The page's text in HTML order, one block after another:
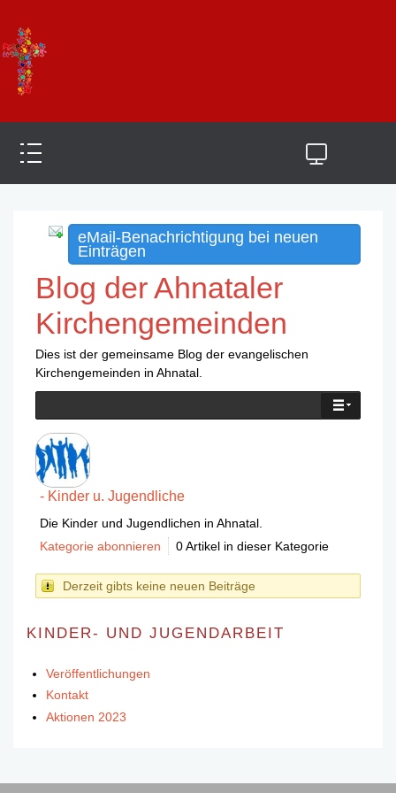
eMail-Benachrichtigung bei neuen
Einträgen
Blog der Ahnataler
Kirchengemeinden
Dies ist der gemeinsame Blog der evangelischen
Kirchengemeinden in Ahnatal.
- Kinder u. Jugendliche
Die Kinder und Jugendlichen in Ahnatal.
Kategorie abonnieren
0 Artikel in dieser Kategorie
Derzeit gibts keine neuen Beiträge
KINDER- UND JUGENDARBEIT
Veröffentlichungen
Kontakt
Aktionen 2023